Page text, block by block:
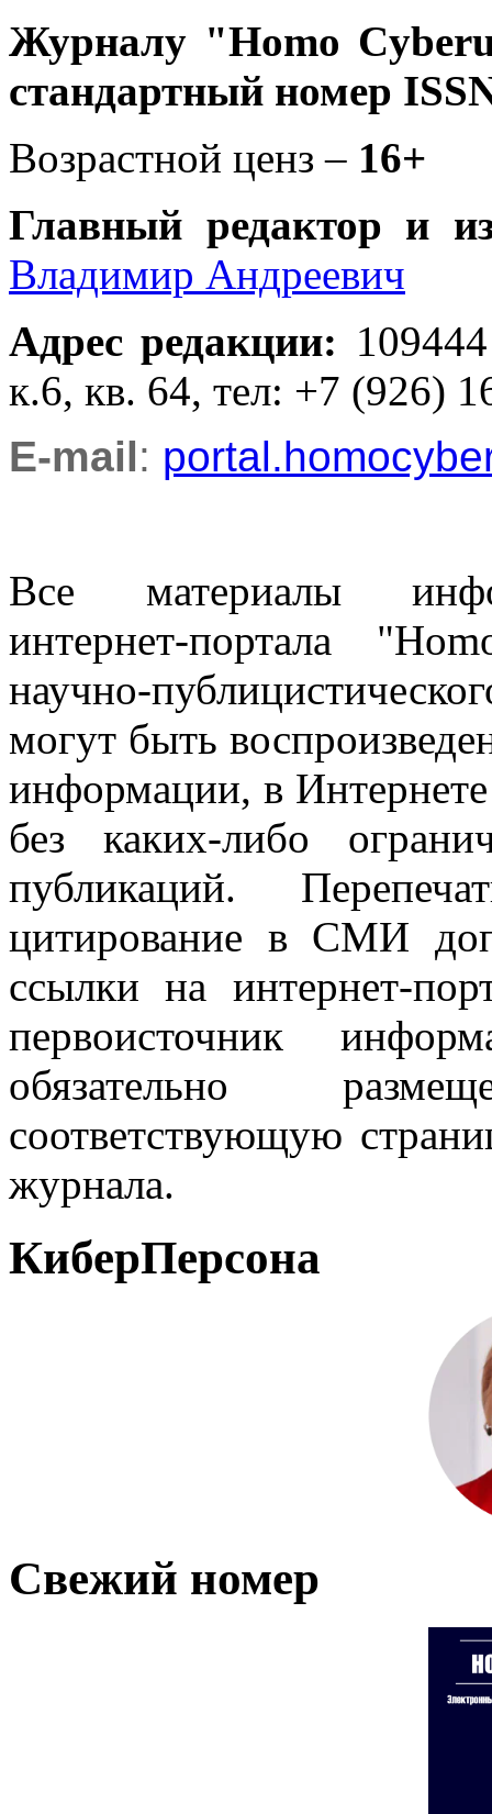
Журналу "Homo
стандартный номер
Возрастной ценз – 16+
Главный редактор и
Владимир Андреевич
Адрес редакции:
к.6, кв. 64, тел: +7 (926)
E-mail:
Все материалы
интернет-портала
научно-
могут быть
информации, в
без каких-либо
публикаций.
цитирование в СМИ
ссылки на интернет-
первоисточник
обязательно
соответствующую
журнала.
КиберПерсона
Свежий номер